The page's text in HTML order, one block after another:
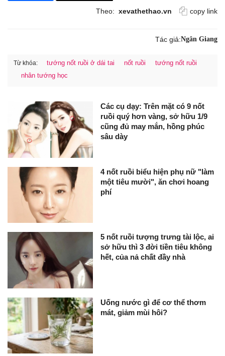
Theo: xevathethao.vn copy link
Tác giả:Ngân Giang
Từ khóa: tướng nốt ruồi ở dái tai nốt ruồi
tướng nốt ruồi
nhân tướng học
Các cụ dạy: Trên mặt có 9 nốt
ruồi quý hơn vàng, sở hữu 1/9
cũng đủ may mắn, hồng phúc
sâu dày
4 nốt ruồi biểu hiện phụ nữ "làm
một tiêu mười", ăn chơi hoang
phí
5 nốt ruồi tượng trưng tài lộc, ai
sở hữu thì 3 đời tiền tiêu không
hết, của nả chất đầy nhà
Uống nước gì để cơ thể thơm
mát, giảm mùi hôi?